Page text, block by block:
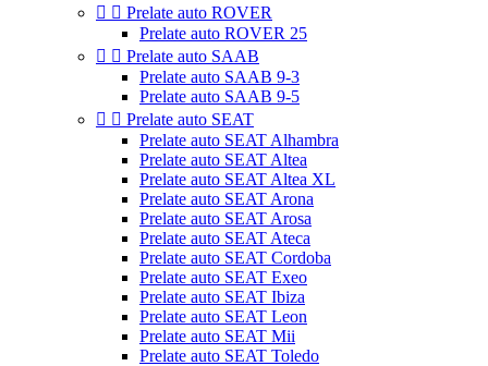
  Prelate auto ROVER
Prelate auto ROVER 25
  Prelate auto SAAB
Prelate auto SAAB 9-3
Prelate auto SAAB 9-5
  Prelate auto SEAT
Prelate auto SEAT Alhambra
Prelate auto SEAT Altea
Prelate auto SEAT Altea XL
Prelate auto SEAT Arona
Prelate auto SEAT Arosa
Prelate auto SEAT Ateca
Prelate auto SEAT Cordoba
Prelate auto SEAT Exeo
Prelate auto SEAT Ibiza
Prelate auto SEAT Leon
Prelate auto SEAT Mii
Prelate auto SEAT Toledo